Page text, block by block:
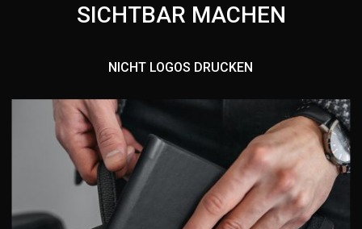
SICHTBAR MACHEN
NICHT LOGOS DRUCKEN